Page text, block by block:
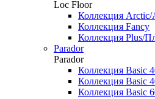
Loc Floor
Коллекция Arctic/
Коллекция Fancy
Коллекция Plus/
Parador
Parador
Коллекция Basic
Коллекция Basic
Коллекция Basic